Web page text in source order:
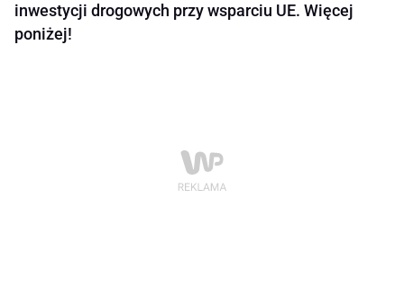
inwestycji drogowych przy wsparciu UE. Więcej
poniżej!